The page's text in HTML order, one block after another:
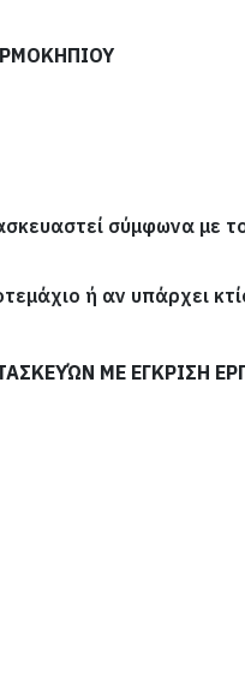
σύμφωνα με
ή αν υπάρχει
ΜΕ ΕΓΚΡΙΣΗ